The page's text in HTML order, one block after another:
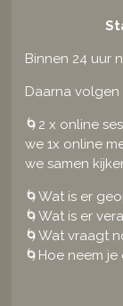
Binnen 24 uur
Daarna volgen
🌀 2 x online
we 1x online
we samen
🌀Wat is er
🌀Wat is er
🌀Wat vraagt
🌀 Hoe neem je